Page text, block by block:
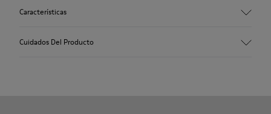
Características
Cuidados Del Producto